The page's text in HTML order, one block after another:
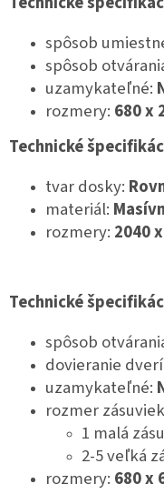
spôsob
spôsob
uzamykateľné:
rozmery: 680x
Technické
tvar dosky:
materiál:
rozmery: 2040
Technické
spôsob
dovieranie
uzamykateľné:
rozmer
1 malá
2-5 veľká
rozmery: 680 x